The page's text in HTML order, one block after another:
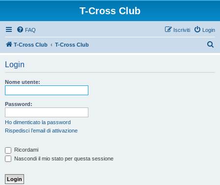
T-Cross Club
FAQ Login
Iscriviti
T-Cross Club T-Cross Club
Login
Nome utente:
Password:
Ho dimenticato la password
Rispedisci l’email di attivazione
Ricordami
Nascondi il mio stato per questa sessione